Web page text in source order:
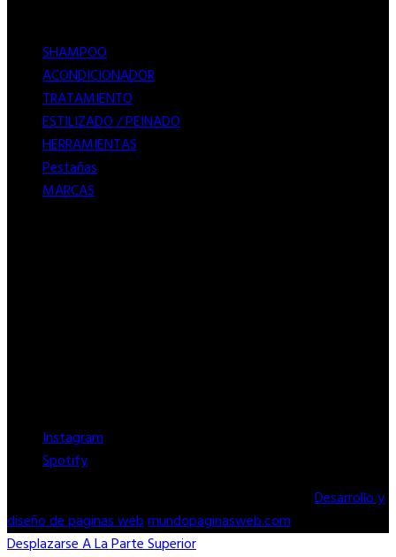
SHAMPOO
ACONDICIONADOR
TRATAMIENTO
ESTILIZADO / PEINADO
HERRAMIENTAS
Pestañas
MARCAS
Instagram
Spotify
Desarrollo y
diseño de paginas webmundopaginasweb.com
Desplazarse A La Parte Superior